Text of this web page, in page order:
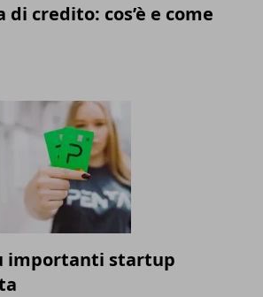
credito: cos’è e come
importanti startup